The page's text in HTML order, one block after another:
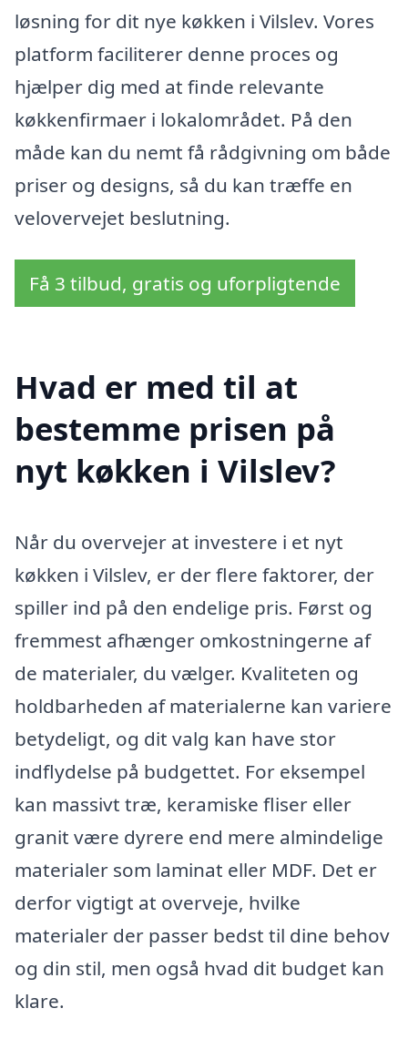
løsning for dit nye køkken i Vilslev. Vores
platform faciliterer denne proces og
hjælper dig med at finde relevante
køkkenfirmaer i lokalområdet. På den
måde kan du nemt få rådgivning om både
priser og designs, så du kan træffe en
velovervejet beslutning.
Få 3 tilbud, gratis og uforpligtende
Hvad er med til at
bestemme prisen på
nyt køkken i Vilslev?
Når du overvejer at investere i et nyt
køkken i Vilslev, er der flere faktorer, der
spiller ind på den endelige pris. Først og
fremmest afhænger omkostningerne af
de materialer, du vælger. Kvaliteten og
holdbarheden af materialerne kan variere
betydeligt, og dit valg kan have stor
indflydelse på budgettet. For eksempel
kan massivt træ, keramiske fliser eller
granit være dyrere end mere almindelige
materialer som laminat eller MDF. Det er
derfor vigtigt at overveje, hvilke
materialer der passer bedst til dine behov
og din stil, men også hvad dit budget kan
klare.